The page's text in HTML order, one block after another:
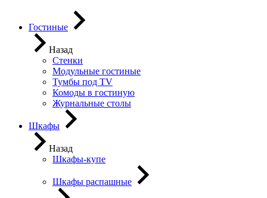
Гостиные
Назад
Стенки
Модульные гостиные
Тумбы под ТV
Комоды в гостиную
Журнальные столы
Шкафы
Назад
Шкафы-купе
Шкафы распашные